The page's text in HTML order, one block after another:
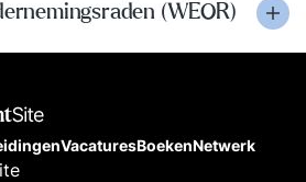
(WEOR)
VacaturesBoekenNetwerk